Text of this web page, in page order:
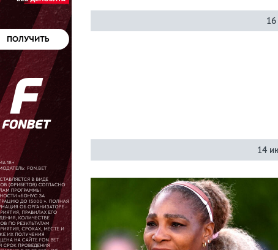
14
на спорт
Букмекеры
Теннис
Донна
Векич
Лента
Live
Прогнозы